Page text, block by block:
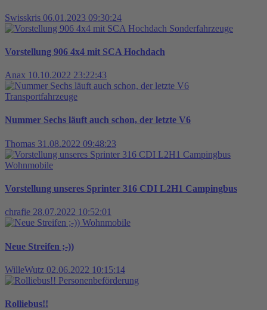
Swisskris 06.01.2023 09:30:24
Sonderfahrzeuge
Vorstellung 906 4x4 mit SCA Hochdach
Anax 10.10.2022 23:22:43
Transportfahrzeuge
Nummer Sechs läuft auch schon, der letzte V6
Thomas 31.08.2022 09:48:23
Wohnmobile
Vorstellung unseres Sprinter 316 CDI L2H1 Campingbus
chrafie 28.07.2022 10:52:01
Wohnmobile
Neue Streifen ;-))
WilleWutz 02.06.2022 10:15:14
Personenbeförderung
Rolliebus!!